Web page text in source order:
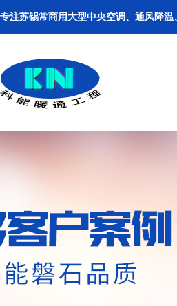
专注苏锡常商用大型中央空调、通风降温